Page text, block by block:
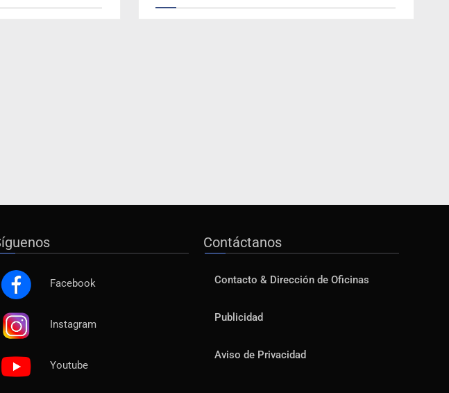
Facebook
Instagram
Youtube
Contáctanos
Contacto & Dirección de Oficinas
Publicidad
Aviso de Privacidad